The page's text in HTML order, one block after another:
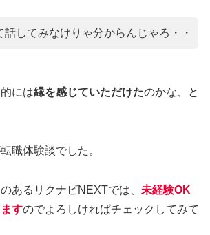
話してみなけりゃ分からんじゃろ・・
には縁を感じていただけたのかな、と
職体験談でした。
あるリクナビNEXTでは、 未経験OK
すのでよろしければチェックしてみて